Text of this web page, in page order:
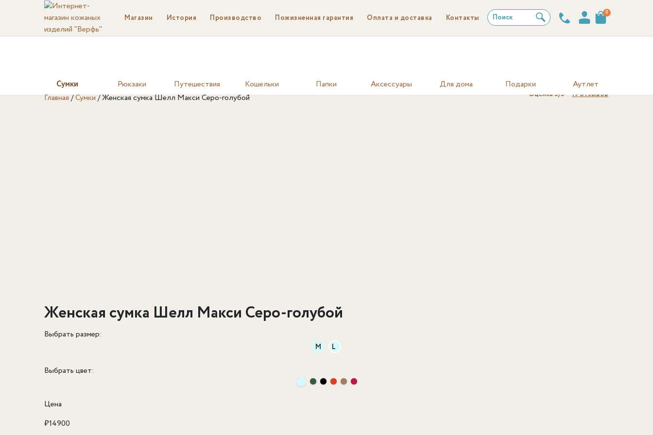
Магазин История Производство Пожизненная гарантия Оплата и доставка Контакты Поиск 0
Сумки Рюкзаки Путешествия Кошельки Папки Аксессуары Для дома Подарки
Аутлет
Главная/Сумки/Женская сумка Шелл Макси Серо-голубой Оценка5/5 19отзывов
Женская сумка Шелл Макси Серо-голубой
Выбрать размер:
M L
Выбрать цвет:
Цена
₽14900